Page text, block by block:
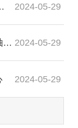
合作协议 2024-05-29
NSK成功获得迪拜地铁齿轮箱用轴承订单 2024-05-29
2024-05-29